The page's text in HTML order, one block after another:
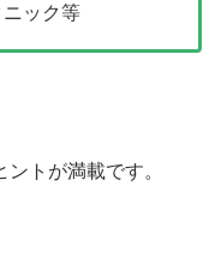
ニック等
トが満載です。